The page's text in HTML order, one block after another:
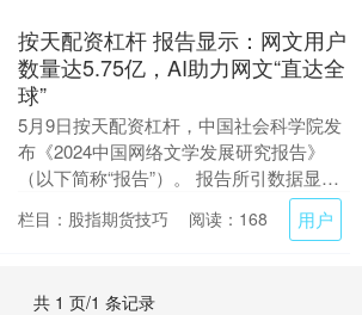
按天配资杠杆 报告显示：网文用户
数量达5.75亿，AI助力网文“直达全
球”
5月9日按天配资杠杆，中国社会科学院发
布《2024中国网络文学发展研究报告》
（以下简称“报告”）。 报告所引数据显
示，截至2024年底，中国网络文学阅读市
场规模....
栏目：股指期货技巧 阅读：168 用户
共 1 页/1 条记录